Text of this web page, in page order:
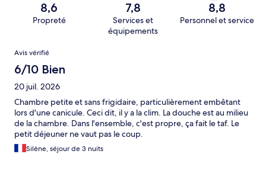
8,6
Propreté
7,8
Services et
équipements
8,8
Personnel et service
Avis
Avis vérifié
6/10 Bien
20 juil. 2026
Chambre petite et sans frigidaire, particulièrement embêtant
lors d'une canicule. Ceci dit, il y a la clim. La douche est au milieu
de la chambre. Dans l'ensemble, c'est propre, ça fait le taf. Le
petit déjeuner ne vaut pas le coup.
Silène, séjour de 3 nuits